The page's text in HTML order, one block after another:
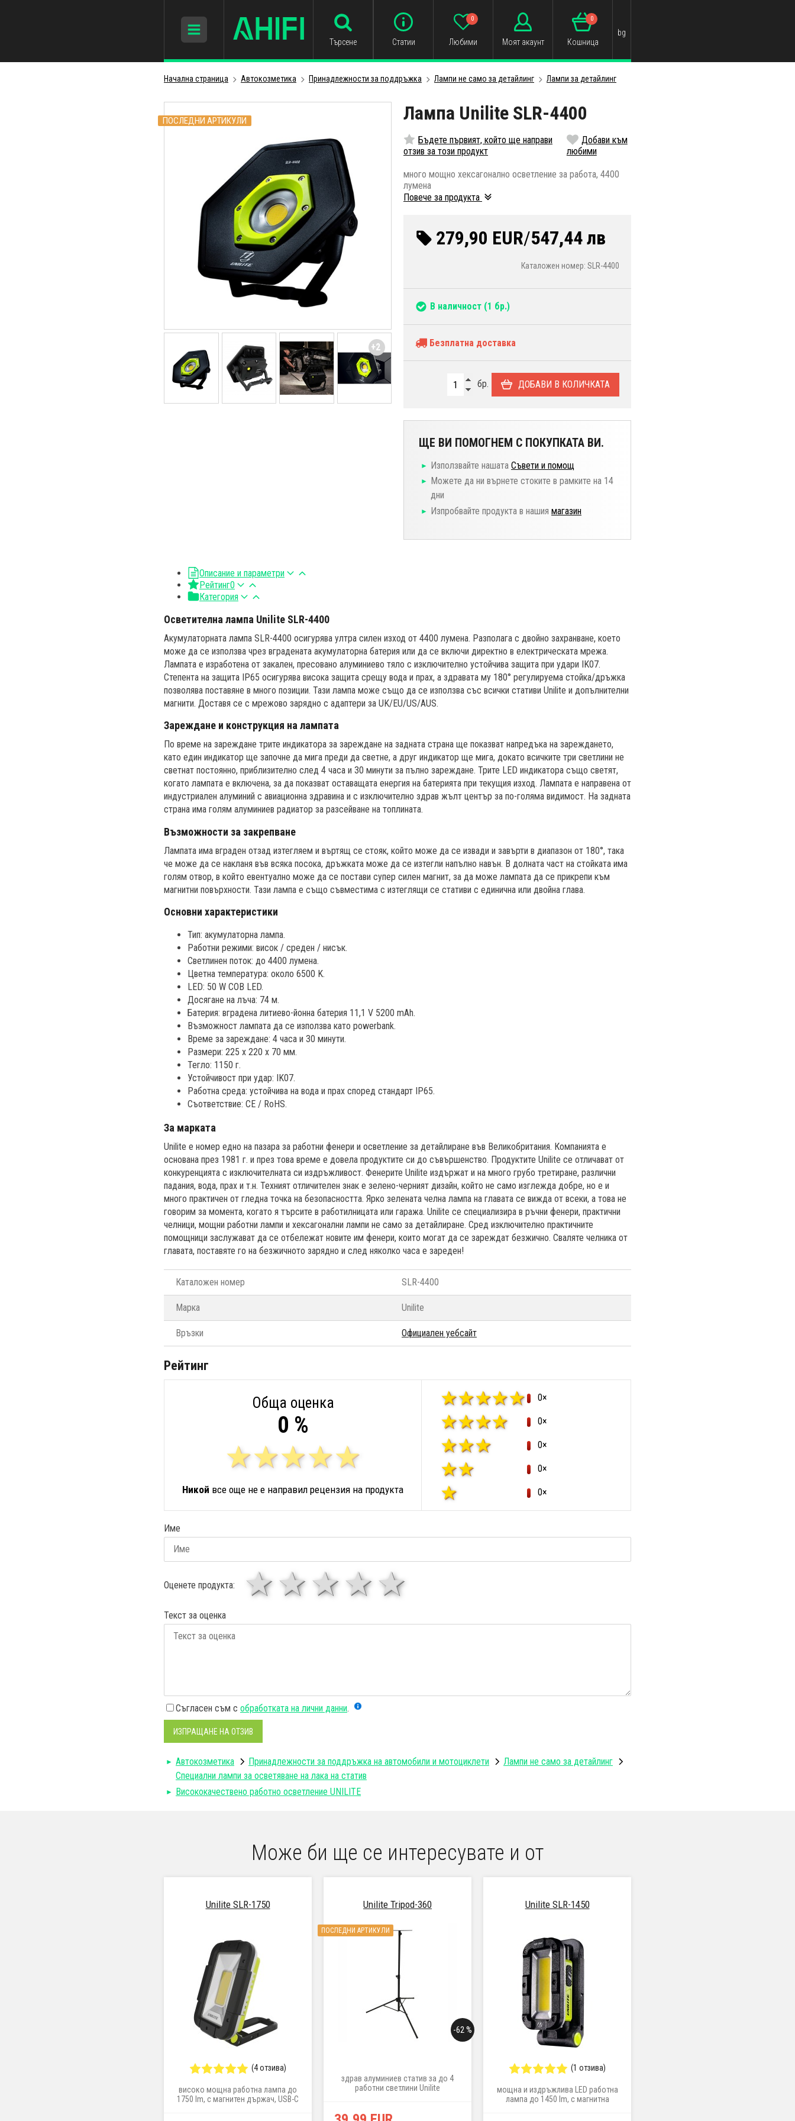
Търсене Статии Любими
0
Моят акаунт Кошница
0
bg
Начална страница Автокозметика Принадлежности за поддръжка Лампи не само за детайлинг Лампи за детайлинг
Лампа Unilite SLR-4400
Бъдете първият, който ще направи
отзив за този продукт
Добави към
любими
много мощно хексагонално осветление за работа, 4400
лумена
Повече за продукта
279,90 EUR/547,44 лв
Каталожен номер: SLR-4400
В наличност (1 бр.)
Безплатна доставка
бр. ДОБАВИ В КОЛИЧКАТА
ЩЕ ВИ ПОМОГНЕМ С ПОКУПКАТА ВИ.
Използвайте нашата Съвети и помощ
Можете да ни върнете стоките в рамките на 14
дни
Изпробвайте продукта в нашия магазин
ПОСЛЕДНИ АРТИКУЛИ
+2
Описание и параметри
Рейтинг0
Категория
Осветителна лампа Unilite SLR-4400
Акумулаторната лампа SLR-4400 осигурява ултра силен изход от 4400 лумена. Разполага с двойно захранване, което
може да се използва чрез вградената акумулаторна батерия или да се включи директно в електрическата мрежа.
Лампата е изработена от закален, пресовано алуминиево тяло с изключително устойчива защита при удари IK07.
Степента на защита IP65 осигурява висока защита срещу вода и прах, а здравата му 180° регулируема стойка/дръжка
позволява поставяне в много позиции. Тази лампа може също да се използва със всички стативи Unilite и допълнителни
магнити. Доставя се с мрежово зарядно с адаптери за UK/EU/US/AUS.
Зареждане и конструкция на лампата
По време на зареждане трите индикатора за зареждане на задната страна ще показват напредъка на зареждането,
като един индикатор ще започне да мига преди да светне, а друг индикатор ще мига, докато всичките три светлини не
светнат постоянно, приблизително след 4 часа и 30 минути за пълно зареждане. Трите LED индикатора също светят,
когато лампата е включена, за да показват оставащата енергия на батерията при текущия изход. Лампата е направена от
индустриален алуминий с авиационна здравина и с изключително здрав жълт център за по-голяма видимост. На задната
страна има голям алуминиев радиатор за разсейване на топлината.
Възможности за закрепване
Лампата има вграден отзад изтегляем и въртящ се стояк, който може да се извади и завърти в диапазон от 180°, така
че може да се накланя във всяка посока, дръжката може да се изтегли напълно навън. В долната част на стойката има
голям отвор, в който евентуално може да се постави супер силен магнит, за да може лампата да се прикрепи към
магнитни повърхности. Тази лампа е също съвместима с изтеглящи се стативи с единична или двойна глава.
Основни характеристики
Тип: акумулаторна лампа.
Работни режими: висок / среден / нисък.
Светлинен поток: до 4400 лумена.
Цветна температура: около 6500 K.
LED: 50 W COB LED.
Досягане на лъча: 74 м.
Батерия: вградена литиево-йонна батерия 11,1 V 5200 mAh.
Възможност лампата да се използва като powerbank.
Време за зареждане: 4 часа и 30 минути.
Размери: 225 x 220 x 70 мм.
Тегло: 1150 г.
Устойчивост при удар: IK07.
Работна среда: устойчива на вода и прах според стандарт IP65.
Съответствие: CE / RoHS.
За марката
Unilite е номер едно на пазара за работни фенери и осветление за детайлиране във Великобритания. Компанията е
основана през 1981 г. и през това време е довела продуктите си до съвършенство. Продуктите Unilite се отличават от
конкуренцията с изключителната си издръжливост. Фенерите Unilite издържат и на много грубо третиране, различни
падания, вода, прах и т.н. Техният отличителен знак е зелено-черният дизайн, който не само изглежда добре, но е и
много практичен от гледна точка на безопасността. Ярко зелената челна лампа на главата се вижда от всеки, а това не
говорим за момента, когато я търсите в работилницата или гаража. Unilite се специализира в ръчни фенери, практични
челници, мощни работни лампи и хексагонални лампи не само за детайлиране. Сред изключително практичните
помощници заслужават да се отбележат новите им фенери, които могат да се зареждат безжично. Сваляте челника от
главата, поставяте го на безжичното зарядно и след няколко часа е зареден!
Каталожен номер SLR-4400
Марка Unilite
Връзки Официален уебсайт
Рейтинг
Обща оценка
0 %
Никой все още не е направил рецензия на продукта
0×
0×
0×
0×
0×
Име
Оценете продукта: 4 звезди
3 звезди
звезди
1 звезда
Текст за оценка
Съгласен съм с обработката на лични данни.
ИЗПРАЩАНЕ НА ОТЗИВ
Автокозметика Принадлежности за поддръжка на автомобили и мотоциклети
Лампи не само за детайлинг
Специални лампи за осветяване на лака на статив
Висококачествено работно осветление UNILITE
Може би ще се интересувате и от
Unilite SLR-1750
(4 отзива)
високо мощна работна лампа до
1750 lm, с магнитен държач, USB-C
Unilite Tripod-360
-62 %
ПОСЛЕДНИ АРТИКУЛИ
здрав алуминиев статив за до 4
работни светлини Unilite
Unilite SLR-1450
(1 отзива)
мощна и издръжлива LED работна
лампа до 1450 lm, с магнитна